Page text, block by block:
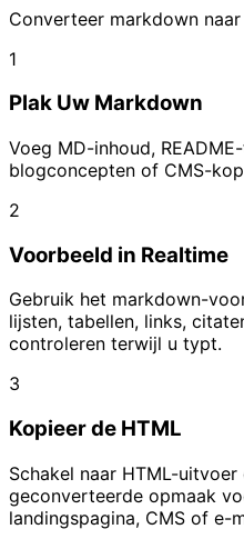
Converteer markdown
1
Plak Uw Markdown
Voeg MD-inhoud,
blogconcepten of CMS-
2
Voorbeeld in Realtime
Gebruik het markdown-
lijsten, tabellen, links,
controleren terwijl u typt.
3
Kopieer de HTML
Schakel naar HTML-
geconverteerde opmaak
landingspagina, CMS of e-